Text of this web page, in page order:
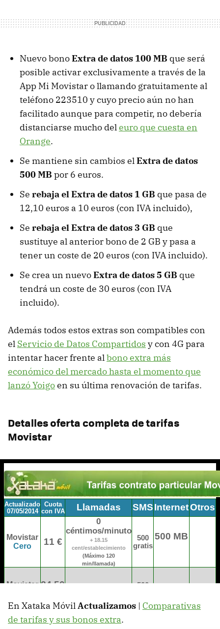
Nuevo bonoExtra de datos 100 MB que será
posible activar exclusivamente a través de la
App Mi Movistar o llamando gratuitamente al
teléfono 223510 y cuyo precio aún no han
facilitado aunque para competir, no debería
distanciarse mucho deleuro que cuesta en
Orange.
Se mantiene sin cambios elExtra de datos
500 MB por 6 euros.
Se rebaja el Extra de datos 1 GB que pasa de
12,10 euros a 10 euros (con IVA incluido),
Se rebaja el Extra de datos 3 GB que
sustituye al anterior bono de 2 GB y pasa a
tener un coste de 20 euros (con IVA incluido).
Se crea un nuevoExtra de datos 5 GB que
tendrá un coste de 30 euros (con IVA
incluido).
Además todos estos extras son compatibles con
el Servicio de Datos Compartidos y con 4G para
intentar hacer frente albono extra más
económico del mercado hasta el momento que
lanzó Yoigoen su última renovación de tarifas.
Detalles oferta completa de tarifas
Movistar
En Xataka MóvilActualizamos | Comparativas
de tarifas y sus bonos extra.